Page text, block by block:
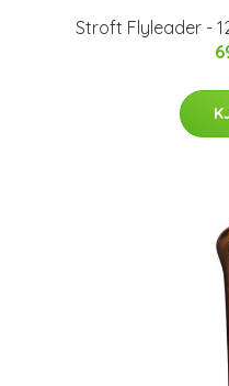
Stroft Flyleader -